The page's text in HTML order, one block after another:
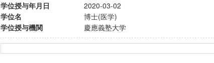
学位授与年月日
2020-03-02
学位名
博士(医学)
学位授与機関
慶應義塾大学